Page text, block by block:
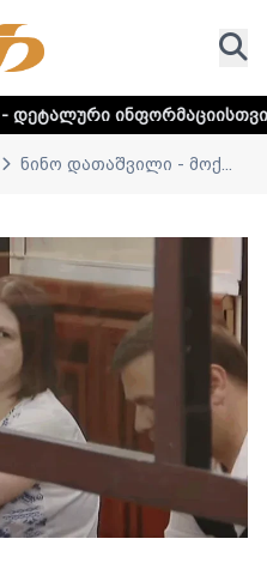
დააკლიკეთ
ნინო დათაშვილი - მოქ...